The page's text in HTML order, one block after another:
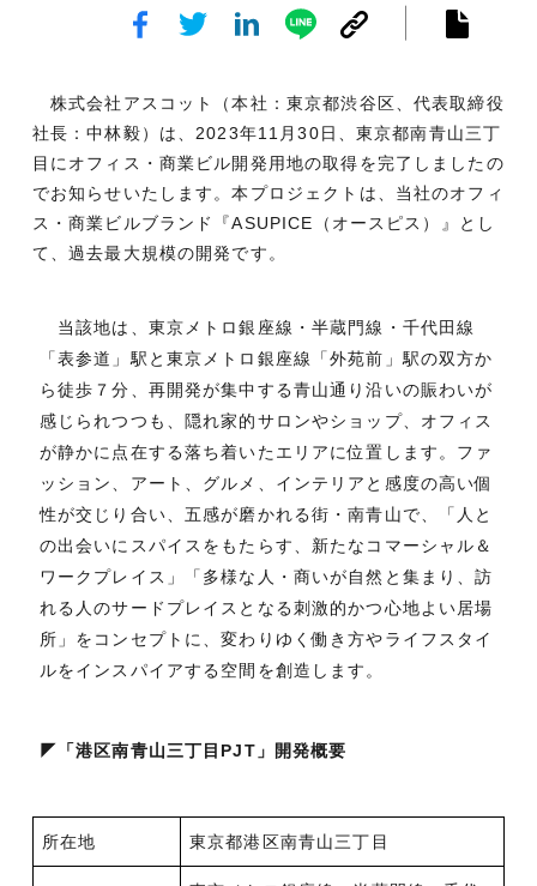
株式会社アスコット（本社：東京都渋谷区、代表取締役
社長：中林毅）は、2023年11月30日、東京都南青山三丁
目にオフィス・商業ビル開発用地の取得を完了しましたの
でお知らせいたします。本プロジェクトは、当社のオフィ
ス・商業ビルブランド『ASUPICE（オースピス）』とし
て、過去最大規模の開発です。
当該地は、東京メトロ銀座線・半蔵門線・千代田線
「表参道」駅と東京メトロ銀座線「外苑前」駅の双方か
ら徒歩７分、再開発が集中する青山通り沿いの賑わいが
感じられつつも、隠れ家的サロンやショップ、オフィス
が静かに点在する落ち着いたエリアに位置します。ファ
ッション、アート、グルメ、インテリアと感度の高い個
性が交じり合い、五感が磨かれる街・南青山で、「人と
の出会いにスパイスをもたらす、新たなコマーシャル＆
ワークプレイス」「多様な人・商いが自然と集まり、訪
れる人のサードプレイスとなる刺激的かつ心地よい居場
所」をコンセプトに、変わりゆく働き方やライフスタイ
ルをインスパイアする空間を創造します。
◤「港区南青山三丁目PJT」開発概要
所在地 東京都港区南青山三丁目